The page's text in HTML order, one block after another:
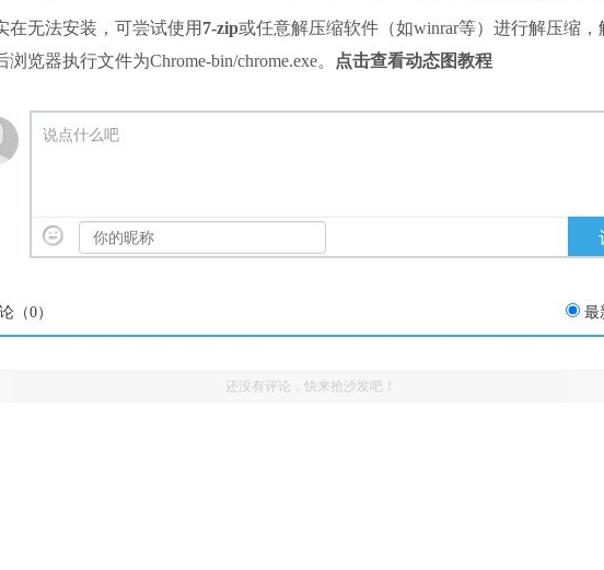
在无法安装，可尝试使用 7-zip或任意解压缩软件（如winrar等）进行解压缩，
浏览器执行文件为Chrome-bin/chrome.exe。
点击查看动态图教程
说点什么吧
（0） 最
还没有评论，快来抢沙发吧！